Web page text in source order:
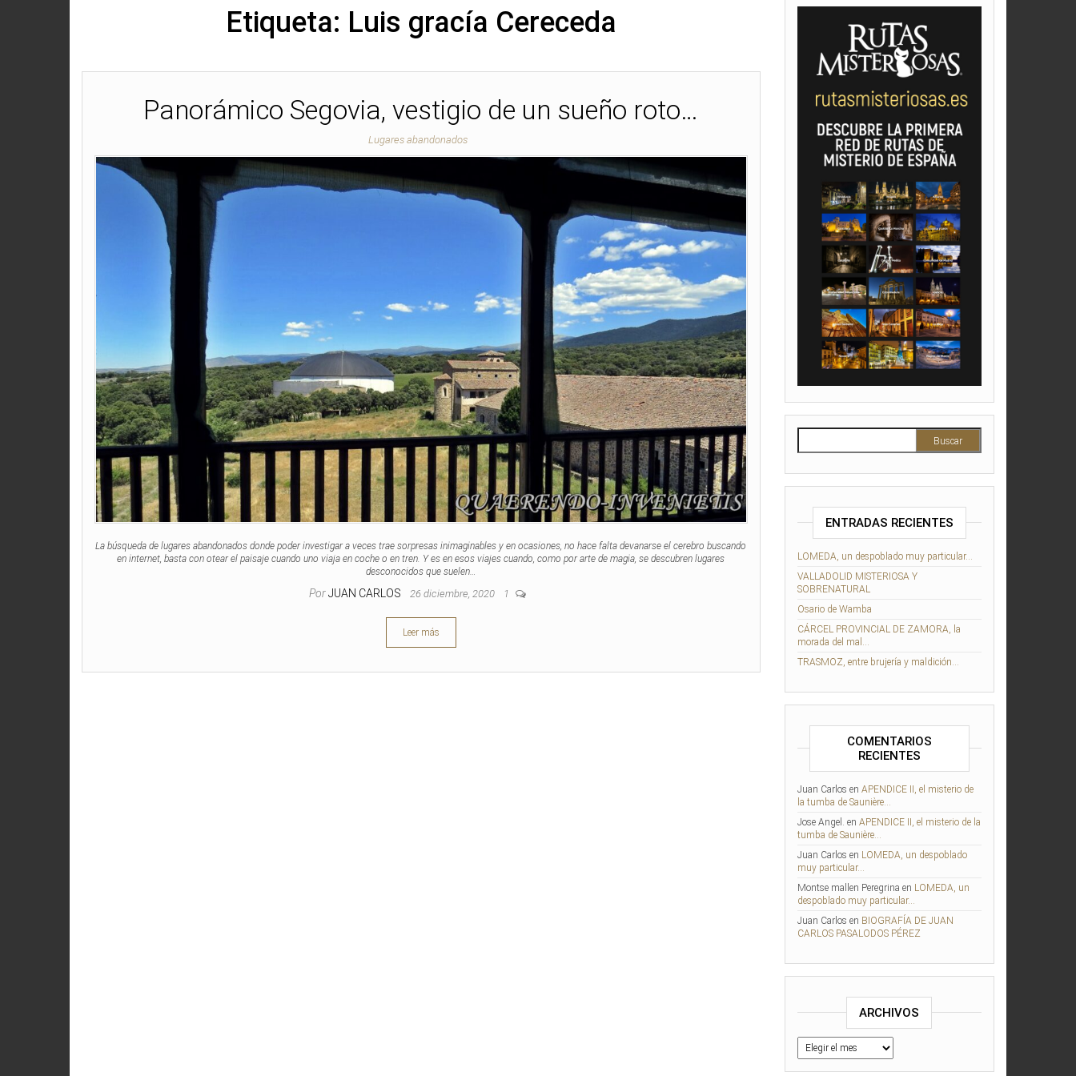
Etiqueta: Luis gracía Cereceda
Panorámico Segovia, vestigio de un sueño roto…
Lugares abandonados
La búsqueda de lugares abandonados donde poder investigar a veces trae sorpresas inimaginables y en ocasiones, no hace falta devanarse el cerebro buscando
en internet, basta con otear el paisaje cuando uno viaja en coche o en tren. Y es en esos viajes cuando, como por arte de magia, se descubren lugares
desconocidos que suelen…
Por JUAN CARLOS 26 diciembre, 2020 1
Leer más
ENTRADAS RECIENTES
LOMEDA, un despoblado muy particular…
VALLADOLID MISTERIOSA Y
SOBRENATURAL
Osario de Wamba
CÁRCEL PROVINCIAL DE ZAMORA, la
morada del mal…
TRASMOZ, entre brujería y maldición…
COMENTARIOS
RECIENTES
Juan Carlos en APENDICE II, el misterio de
la tumba de Saunière…
Jose Angel. en APENDICE II, el misterio de la
tumba de Saunière…
Juan Carlos en LOMEDA, un despoblado
muy particular…
Montse mallen Peregrina en LOMEDA, un
despoblado muy particular…
Juan Carlos en BIOGRAFÍA DE JUAN
CARLOS PASALODOS PÉREZ
ARCHIVOS
Archivos